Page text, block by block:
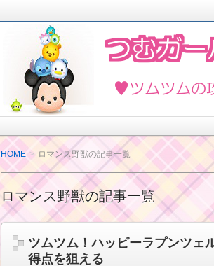
ツムツムの攻略法と
2018年4月ツムツムを楽しく攻略した実
ど最新情報も紹介しています。
HOME ロマンス野獣の記事一覧
ロマンス野獣の記事一覧
ツムツム！ハッピーラプンツェ
得点を狙える